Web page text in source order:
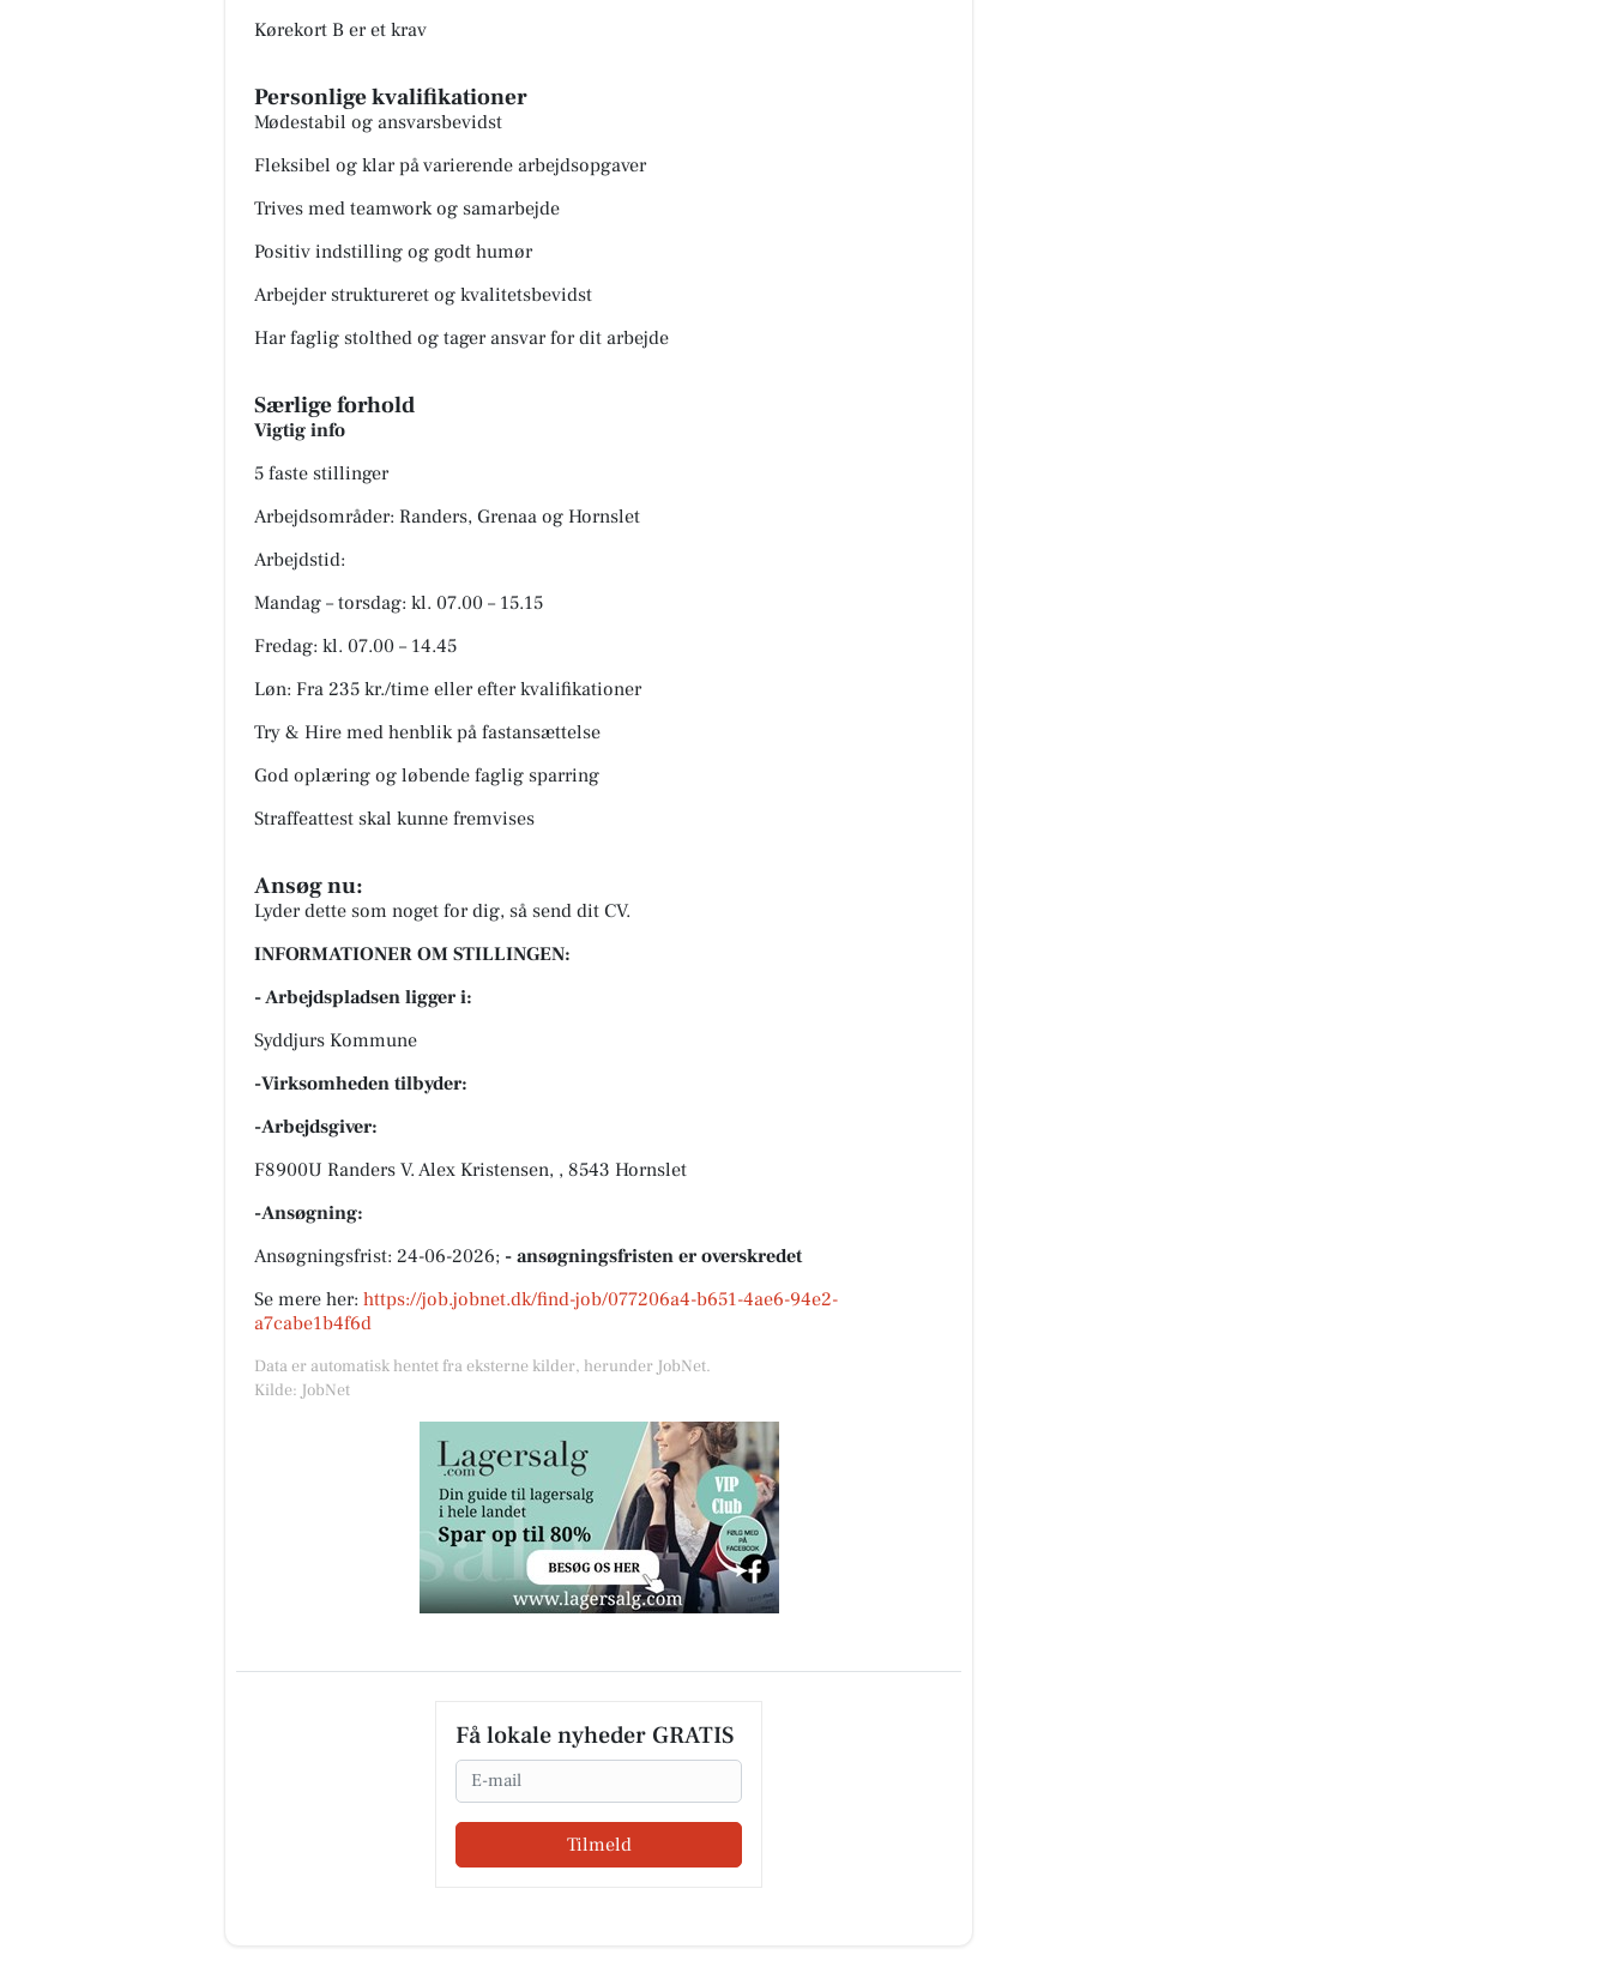
Kørekort B er et krav
Personlige kvalifikationer
Mødestabil og ansvarsbevidst
Fleksibel og klar på varierende arbejdsopgaver
Trives med teamwork og samarbejde
Positiv indstilling og godt humør
Arbejder struktureret og kvalitetsbevidst
Har faglig stolthed og tager ansvar for dit arbejde
Særlige forhold
Vigtig info
5 faste stillinger
Arbejdsområder: Randers, Grenaa og Hornslet
Arbejdstid:
Mandag – torsdag: kl. 07.00 – 15.15
Fredag: kl. 07.00 – 14.45
Løn: Fra 235 kr./time eller efter kvalifikationer
Try & Hire med henblik på fastansættelse
God oplæring og løbende faglig sparring
Straffeattest skal kunne fremvises
Ansøg nu:
Lyder dette som noget for dig, så send dit CV.
INFORMATIONER OM STILLINGEN:
- Arbejdspladsen ligger i:
Syddjurs Kommune
-Virksomheden tilbyder:
-Arbejdsgiver:
F8900U Randers V. Alex Kristensen, , 8543 Hornslet
-Ansøgning:
Ansøgningsfrist: 24-06-2026; - ansøgningsfristen er overskredet
Se mere her: https://job.jobnet.dk/find-job/077206a4-b651-4ae6-94e2-
a7cabe1b4f6d
Data er automatisk hentet fra eksterne kilder, herunder JobNet.
Kilde: JobNet
Få lokale nyheder GRATIS
Email
Tilmeld